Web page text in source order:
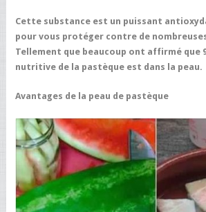
Cette substance est un puissant
pour vous protéger contre de
Tellement que beaucoup ont affirmé que
nutritive de la pastèque est dans la peau.
Avantages de la peau de pastèque